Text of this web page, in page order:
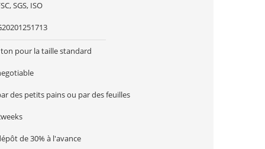
SGS, ISO
pour la taille standard
des petits pains ou par des feuilles
de 30% à l'avance